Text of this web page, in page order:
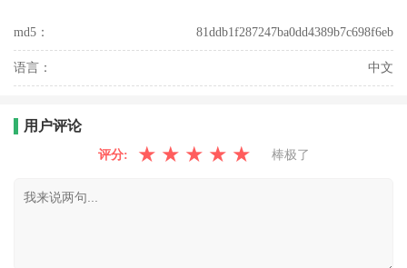
md5： 81ddb1f287247ba0dd4389b7c698f6eb
语言： 中文
用户评论
评分: ★ ★ ★ ★ ★ 棒极了